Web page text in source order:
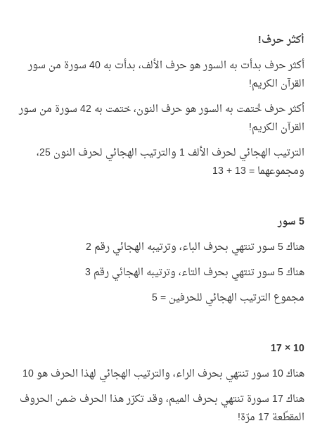
أكثر حرف!
أكثر حرف بدأت به السور هو حرف الألف، بدأت به 40 سورة من سور
القرآن الكريم!
أكثر حرف خُتمت به السور هو حرف النون، ختمت به 42 سورة من سور
القرآن الكريم!
الترتيب الهجائي لحرف الألف 1 والترتيب الهجائي لحرف النون 25،
ومجموعهما = 13 + 13
5 سور
هناك 5 سور تنتهي بحرف الباء، وترتيبه الهجائي رقم 2
هناك 5 سور تنتهي بحرف التاء، وترتيبه الهجائي رقم 3
مجموع الترتيب الهجائي للحرفين = 5
10 ×
17
هناك 10 سور تنتهي بحرف الراء، والترتيب الهجائي لهذا الحرف هو 10
هناك 17 سورة تنتهي بحرف الميم، وقد تكرّر هذا الحرف ضمن الحروف
المقطّعة 17 مرّة!